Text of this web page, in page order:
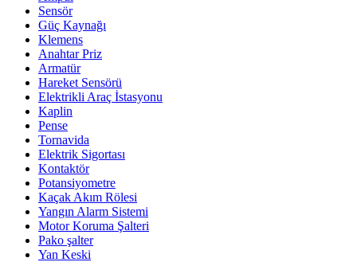
Sensör
Güç Kaynağı
Klemens
Anahtar Priz
Armatür
Hareket Sensörü
Elektrikli Araç İstasyonu
Kaplin
Pense
Tornavida
Elektrik Sigortası
Kontaktör
Potansiyometre
Kaçak Akım Rölesi
Yangın Alarm Sistemi
Motor Koruma Şalteri
Pako şalter
Yan Keski